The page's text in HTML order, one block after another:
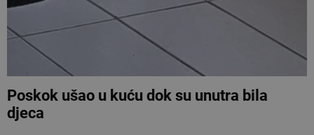
Poskok ušao u kuću dok su unutra bila
djeca